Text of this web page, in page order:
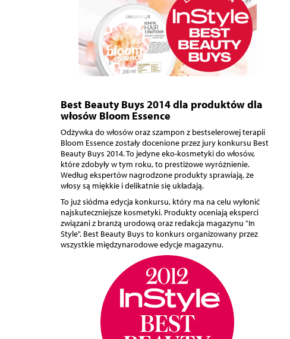
Best Beauty Buys 2014 dla produktów dla
włosów Bloom Essence
Odżywka do włosów oraz szampon z bestselerowej terapii
Bloom Essence zostały docenione przez jury konkursu Best
Beauty Buys 2014. To jedyne eko-kosmetyki do włosów,
które zdobyły w tym roku, to prestiżowe wyróżnienie.
Według ekspertów nagrodzone produkty sprawiają, że
włosy są miękkie i delikatnie się układają.
To już siódma edycja konkursu, który ma na celu wyłonić
najskuteczniejsze kosmetyki. Produkty oceniają eksperci
związani z branżą urodową oraz redakcja magazynu "In
Style". Best Beauty Buys to konkurs organizowany przez
wszystkie międzynarodowe edycje magazynu.